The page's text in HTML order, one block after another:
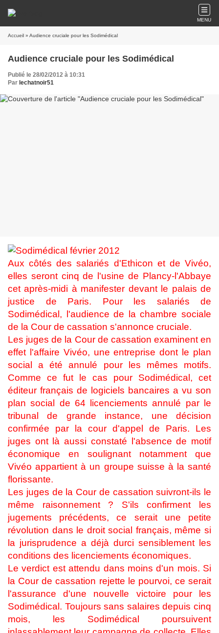
MENU
Accueil » Audience cruciale pour les Sodimédical
Audience cruciale pour les Sodimédical
Publié le 28/02/2012 à 10:31
Par lechatnoir51
Aux côtés des salariés d'Ethicon et de Vivéo,
elles seront cinq de l'usine de Plancy-l'Abbaye
cet après-midi à manifester devant le palais de
justice de Paris. Pour les salariés de
Sodimédical, l'audience de la chambre sociale
de la Cour de cassation s'annonce cruciale.
Les juges de la Cour de cassation examinent en
effet l'affaire Vivéo, une entreprise dont le plan
social a été annulé pour les mêmes motifs.
Comme ce fut le cas pour Sodimédical, cet
éditeur français de logiciels bancaires a vu son
plan social de 64 licenciements annulé par le
tribunal de grande instance, une décision
confirmée par la cour d'appel de Paris. Les
juges ont là aussi constaté l'absence de motif
économique en soulignant notamment que
Vivéo appartient à un groupe suisse à la santé
florissante.
Les juges de la Cour de cassation suivront-ils le
même raisonnement ? S'ils confirment les
jugements précédents, ce serait une petite
révolution dans le droit social français, même si
la jurisprudence a déjà durci sensiblement les
conditions des licenciements économiques.
Le verdict est attendu dans moins d'un mois. Si
la Cour de cassation rejette le pourvoi, ce serait
l'assurance d'une nouvelle victoire pour les
Sodimédical. Toujours sans salaires depuis cinq
mois, les Sodimédical poursuivent